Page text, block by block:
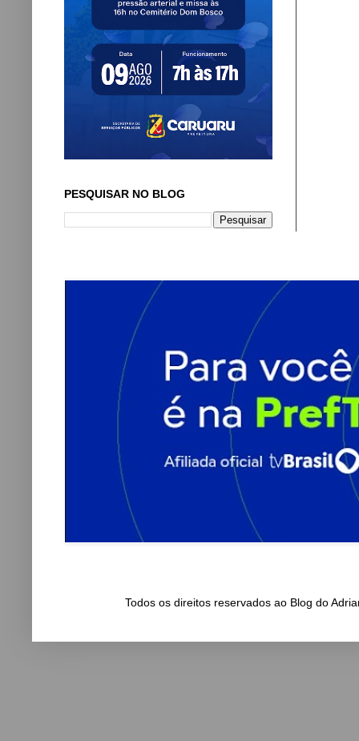
PESQUISAR NO BLOG
Todos os direitos reservados ao Blog do